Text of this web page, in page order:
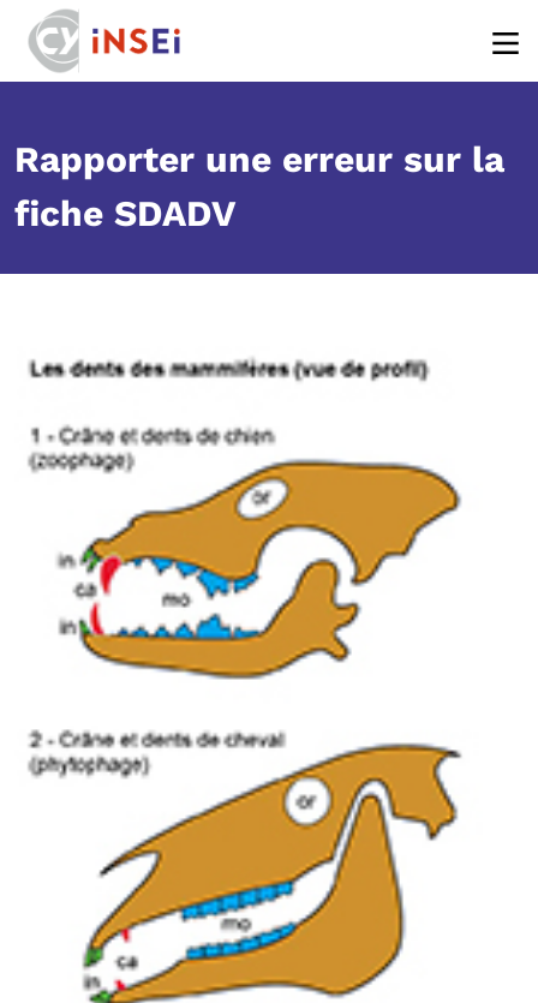
Body
Rapporter une erreur sur la
fiche SDADV